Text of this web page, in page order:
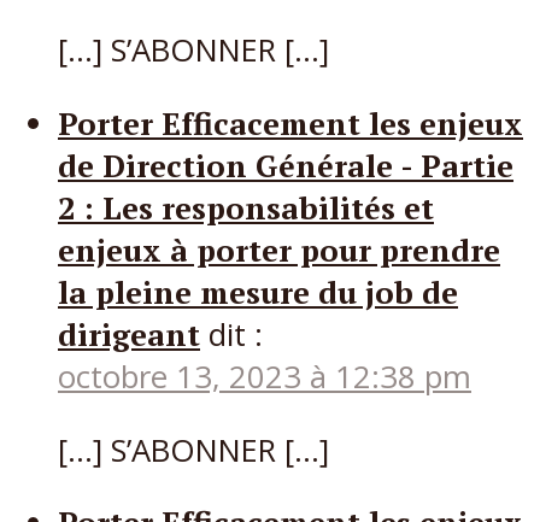
[…] S’ABONNER […]
Porter Efficacement les enjeux
de Direction Générale - Partie
2 : Les responsabilités et
enjeux à porter pour prendre
la pleine mesure du job de
dirigeant dit :
octobre 13, 2023 à 12:38 pm
[…] S’ABONNER […]